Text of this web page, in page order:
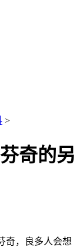
>
奇的另
，良多人会想